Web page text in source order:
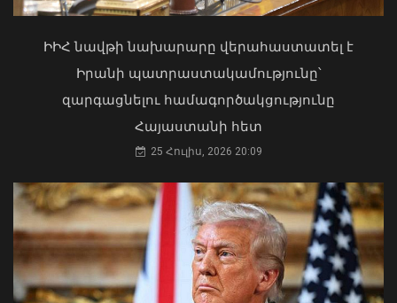
խաղաղության հռչակագրի
ստորագրման առաջին տարեդարձի
առիթով
08 Օգոստոս, 2026 14:54
«Ուժեղ Հայաստան»-ը դեմ է
քվեարկելու ԱԺ նախագահի
ԻԻՀ նավթի նախարարը վերահաստատել է
Իրանի պատրաստակամությունը՝
զարգացնելու համագործակցությունը
Հայաստանի հետ
25 Հուլիս, 2026 20:09